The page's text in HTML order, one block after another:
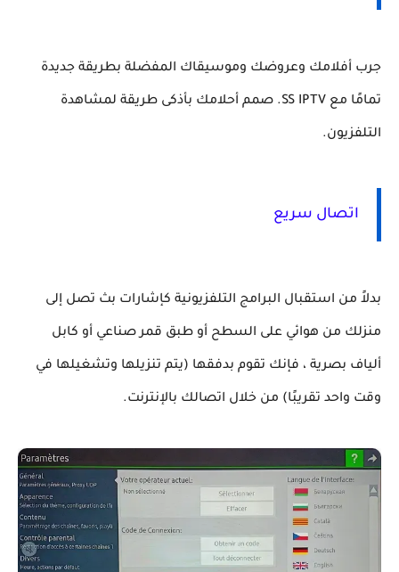
جرب أفلامك وعروضك وموسيقاك المفضلة بطريقة جديدة
تمامًا مع SS IPTV. صمم أحلامك بأذكى طريقة لمشاهدة
التلفزيون.
اتصال سريع
بدلاً من استقبال البرامج التلفزيونية كإشارات بث تصل إلى
منزلك من هوائي على السطح أو طبق قمر صناعي أو كابل
ألياف بصرية ، فإنك تقوم بدفقها (يتم تنزيلها وتشغيلها في
وقت واحد تقريبًا) من خلال اتصالك بالإنترنت.